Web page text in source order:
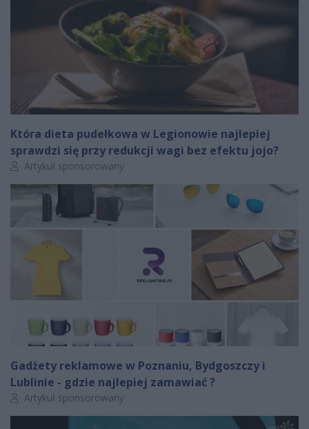
Która dieta pudełkowa w Legionowie najlepiej
sprawdzi się przy redukcji wagi bez efektu jojo?
Autor artykułu:
Artykuł sponsorowany
Gadżety reklamowe w Poznaniu, Bydgoszczy i
Lublinie - gdzie najlepiej zamawiać ?
Autor artykułu:
Artykuł sponsorowany